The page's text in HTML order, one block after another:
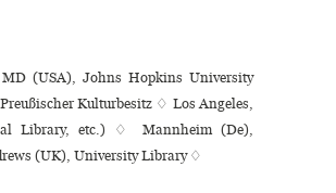
(USA), Johns Hopkins University
Kulturbesitz ♢ Los Angeles,
Library, etc.) ♢ Mannheim (De),
(UK), University Library ♢